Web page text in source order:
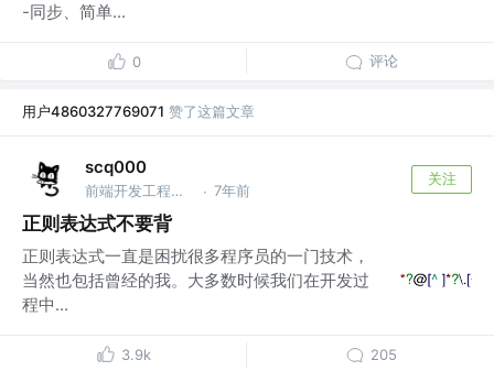
-同步、简单...
0 评论
用户4860327769071 赞了这篇文章
scq000
前端开发工程师 @字节跳动 · 7年前
关注
正则表达式不要背
正则表达式一直是困扰很多程序员的一门技术，
当然也包括曾经的我。大多数时候我们在开发过
程中...
3.9k 205